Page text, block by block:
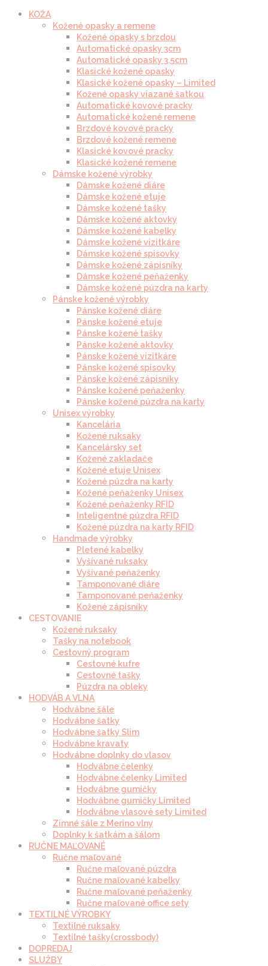
KOŽA
Kožené opasky a remene
Kožené opasky s brzdou
Automatické opasky 3cm
Automatické opasky 3.5cm
Klasické kožené opasky
Klasické kožené opasky – Limited
Kožené opasky viazané šatkou
Automatické kovové pracky
Automatické kožené remene
Brzdové kovové pracky
Brzdové kožené remene
Klasické kovové pracky
Klasické kožené remene
Dámske kožené výrobky
Dámske kožené diáre
Dámske kožené etuje
Dámske kožené tašky
Dámske kožené aktovky
Dámske kožené kabelky
Dámske kožené vizitkáre
Dámske kožené spisovky
Dámske kožené zápisníky
Dámske kožené peňaženky
Dámske kožené púzdra na karty
Pánske kožené výrobky
Pánske kožené diáre
Pánske kožené etuje
Pánske kožené tašky
Pánske kožené aktovky
Pánske kožené vizitkáre
Pánske kožené spisovky
Pánske kožené zápisníky
Pánske kožené peňaženky
Pánske kožené púzdra na karty
Unisex výrobky
Kancelária
Kožené ruksaky
Kancelársky set
Kožené zakladače
Kožené etuje Unisex
Kožené púzdra na karty
Kožené peňaženky Unisex
Kožené peňaženky RFID
Inteligentné púzdra RFID
Kožené púzdra na karty RFID
Handmade výrobky
Pletené kabelky
Vyšívané ruksaky
Vyšívané peňaženky
Tamponované diáre
Tamponované peňaženky
Kožené zápisníky
CESTOVANIE
Kožené ruksaky
Tašky na notebook
Cestovný program
Cestovné kufre
Cestovné tašky
Púzdra na obleky
HODVÁB A VLNA
Hodvábne šále
Hodvábne šatky
Hodvábne šatky Slim
Hodvábne kravaty
Hodvábne doplnky do vlasov
Hodvábne čelenky
Hodvábne čelenky Limited
Hodvábne gumičky
Hodvábne gumičky Limited
Hodvábne vlasové sety Limited
Zimné šále z Merino vlny
Doplnky k šatkám a šálom
RUČNE MAĽOVANÉ
Ručne maľované
Ručne maľované púzdra
Ručne maľované kabelky
Ručne maľované peňaženky
Ručne maľované office sety
TEXTILNÉ VÝROBKY
Textilné ruksaky
Textilné tašky(crossbody)
DOPREDAJ
SLUŽBY